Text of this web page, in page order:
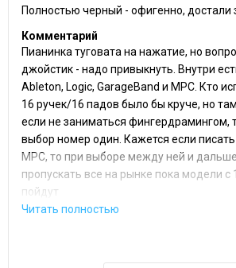
Полностью черный - офигенно, достали
Комментарий
Пианинка туговата на нажатие, но
джойстик - надо привыкнуть. Внутри
Ableton, Logic, GarageBand и MPC. Кто
16 ручек/16 падов было бы круче, но
если не заниматься фингердрамингом,
выбор номер один. Кажется если
MPC, то при выборе между ней и
пропускать все на рынке пока модели с
пойдут